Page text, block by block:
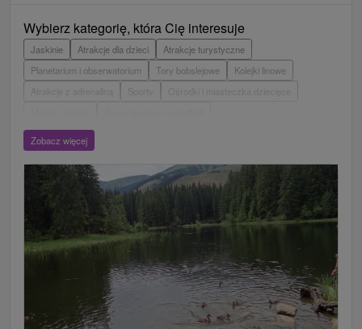
Wybierz kategorię, która Cię interesuje
Jaskinie Atrakcje dla dzieci
Atrakcje turystyczne
Planetarium i obserwatorium
Tory bobslejowe
Kolejki linowe
Atrakcje z adrenaliną
Wieże obserwacyjne i chodniki
Escaperoom
Ogrody botaniczne
Parki miejskie i zamkowe
Loty widokowe i rejsy wycieczkowe
Jeziora, jeziora, zbiorniki wodne
Zabytki techniki
Pomniki
Wodospady
Kościoły drewniane Źródła
Túry a turistické chodníky
Zamki Chaty górskie
Miejsca sakralne
Rafting, rafting, rafting
Obiekty architektoniczne
Ośrodek narciarski
Pola golfowe
Tory gokartowe
Amfiteatry i kina w przyrodzie
Szlaki winne
Cyklotrasy
Zobacz więcej